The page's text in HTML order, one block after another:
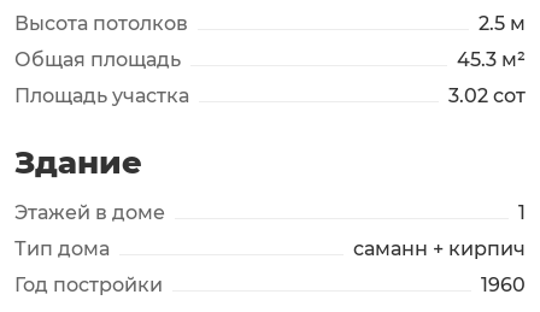
Высота потолков
2.5 м
Общая площадь
45.3 м²
Площадь участка
3.02 сот
Здание
Этажей в доме
1
Тип дома
саманн + кирпич
Год постройки
1960